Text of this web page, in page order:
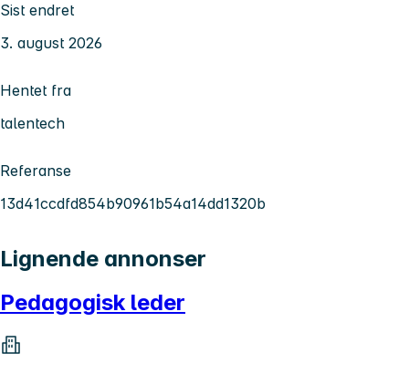
Sist endret
3. august 2026
Hentet fra
talentech
Referanse
13d41ccdfd854b90961b54a14dd1320b
Lignende annonser
Pedagogisk leder